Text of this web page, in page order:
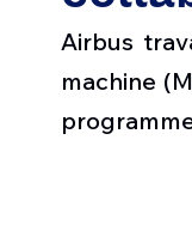
1 er avril
Airbus
machine